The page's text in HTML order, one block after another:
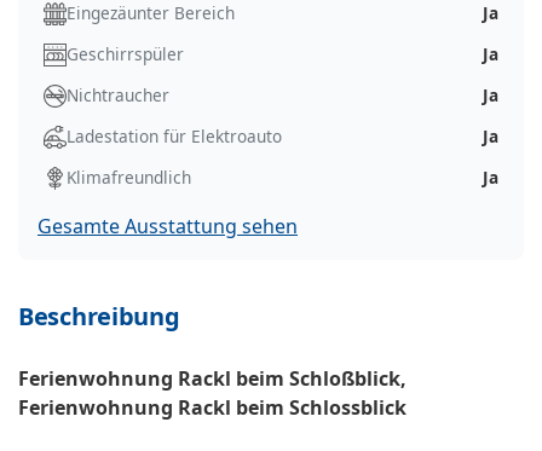
Eingezäunter Bereich
Ja
Geschirrspüler
Ja
Nichtraucher
Ja
Ladestation für Elektroauto
Ja
Klimafreundlich
Ja
Gesamte Ausstattung sehen
Beschreibung
Ferienwohnung Rackl beim Schloßblick,
Ferienwohnung Rackl beim Schlossblick